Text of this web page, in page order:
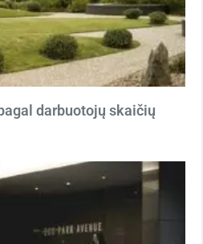
darbuotojų skaičių